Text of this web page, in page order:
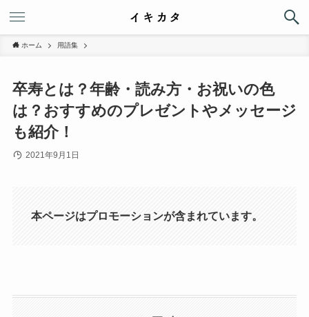
ホーム 用語集
卒寿とは？年齢・読み方・お祝いの色
は？おすすめのプレゼントやメッセージ
も紹介！
2021年9月1日
本ページはプロモーションが含まれています。